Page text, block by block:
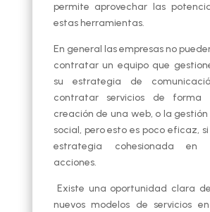
permite aprovechar las
estas herramientas.
En general las empresas no
contratar un equipo que
su estrategia de
contratar servicios de forma
creación de una web, o la
social, pero esto es poco eficaz,
estrategia cohesionada en
acciones.
Existe una oportunidad clara
nuevos modelos de servicios